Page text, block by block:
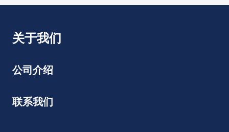
航
关于我们
公司介绍
联系我们